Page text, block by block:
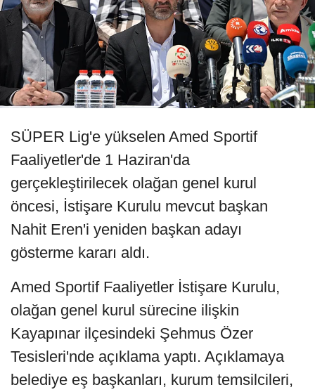
SÜPER Lig'e yükselen Amed Sportif
Faaliyetler'de 1 Haziran'da
gerçekleştirilecek olağan genel kurul
öncesi, İstişare Kurulu mevcut başkan
Nahit Eren'i yeniden başkan adayı
gösterme kararı aldı.
Amed Sportif Faaliyetler İstişare Kurulu,
olağan genel kurul sürecine ilişkin
Kayapınar ilçesindeki Şehmus Özer
Tesisleri'nde açıklama yaptı. Açıklamaya
belediye eş başkanları, kurum temsilcileri,